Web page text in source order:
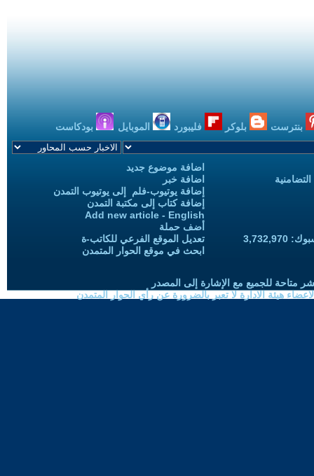
بنترست بلوكر فليبورد الموبايل بودكاست
اضافة موضوع جديد
اضافة خبر
إضافة يوتيوب-فلم إلى يوتيوب التمدن
إضافة كتاب إلى مكتبة التمدن
Add new article - English
أضف حملة
تعديل الموقع الفرعي للكاتب-ة
ابحث في موقع الحوار المتمدن
متاحة للجميع مع الإشارة إلى المصدر
هيئة الادارة لا تعبر بالضرورة عن رأي الحوار المتمدن